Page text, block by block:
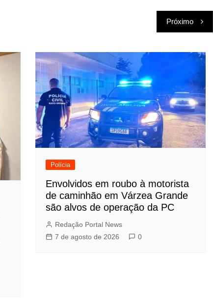
Próximo
Polícia
Envolvidos em roubo à motorista
de caminhão em Várzea Grande
são alvos de operação da PC
Redação Portal News
7 de agosto de 2026
0